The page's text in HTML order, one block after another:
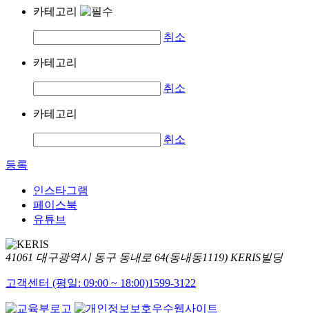
카테고리
취소
카테고리
취소
카테고리
취소
등록
인스타그램
페이스북
유튜브
41061 대구광역시 동구 동내로 64(동내동1119) KERIS빌딩
고객센터 (평일: 09:00 ~ 18:00)1599-3122